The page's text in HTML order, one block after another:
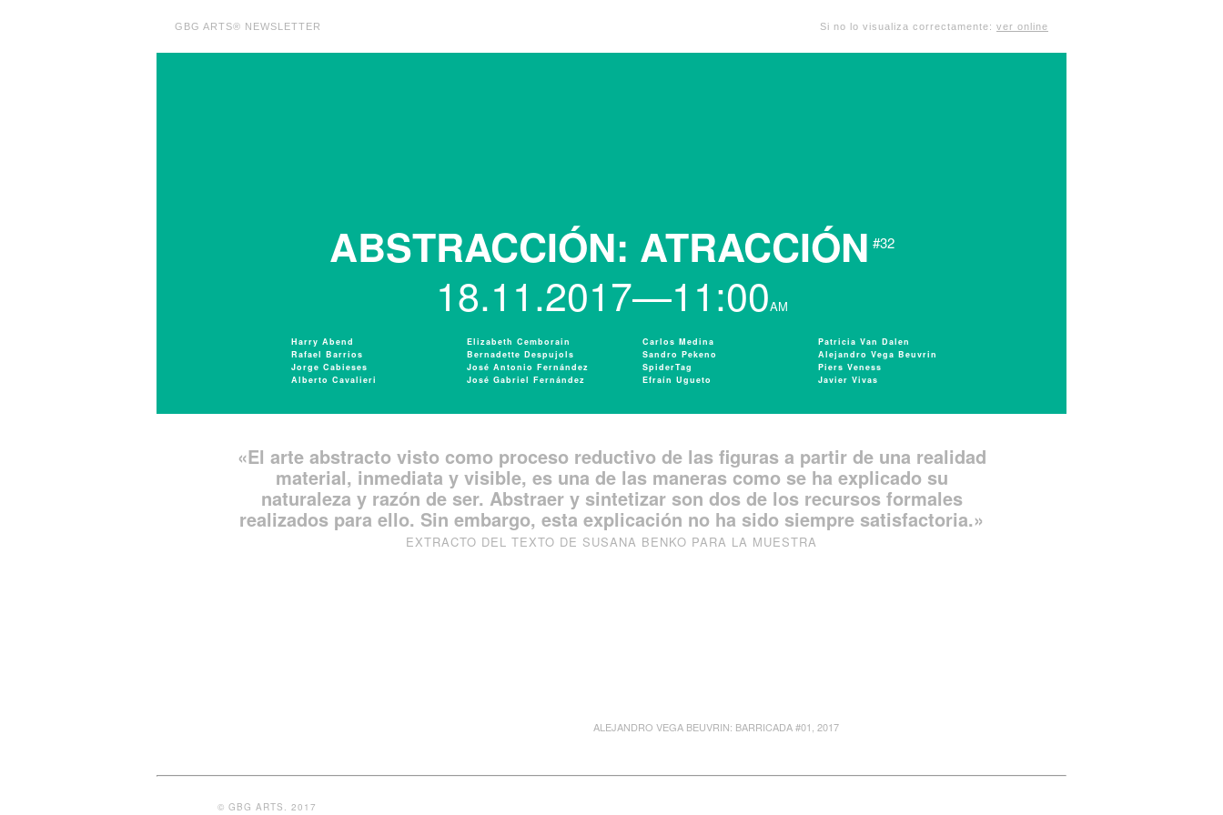
GBG ARTS® NEWSLETTER Si no lo visualiza correctamente: ver online
ABSTRACCIÓN: ATRACCIÓN #32
18.11.2017—11:00AM
Harry Abend
Rafael Barrios
Jorge Cabieses
Alberto Cavalieri
Elizabeth Cemborain
Bernadette Despujols
José Antonio Fernández
José Gabriel Fernández
Carlos Medina
Sandro Pekeno
SpiderTag
Efraín Ugueto
Patricia Van Dalen
Alejandro Vega Beuvrin
Piers Veness
Javier Vivas
«El arte abstracto visto como proceso reductivo de las figuras a partir de una realidad
material, inmediata y visible, es una de las maneras como se ha explicado su
naturaleza y razón de ser. Abstraer y sintetizar son dos de los recursos formales
realizados para ello. Sin embargo, esta explicación no ha sido siempre satisfactoria.»
EXTRACTO DEL TEXTO DE SUSANA BENKO PARA LA MUESTRA
ALEJANDRO VEGA BEUVRIN: BARRICADA #01, 2017
© GBG ARTS. 2017